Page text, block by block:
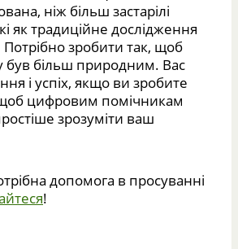
ніж більш застарілі
як традиційне дослідження
зробити так, щоб
був більш природним. Вас
і успіх, якщо ви зробите
цифровим помічникам
зрозуміти ваш
допомога в просуванні
!